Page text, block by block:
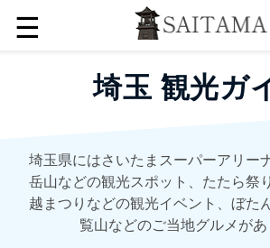
☰
埼玉 観光ガ
埼玉県にはさいたまスーパーアリー
岳山などの観光スポット、たたら祭
越まつりなどの観光イベント、ぼた
覧山などのご当地グルメがあ